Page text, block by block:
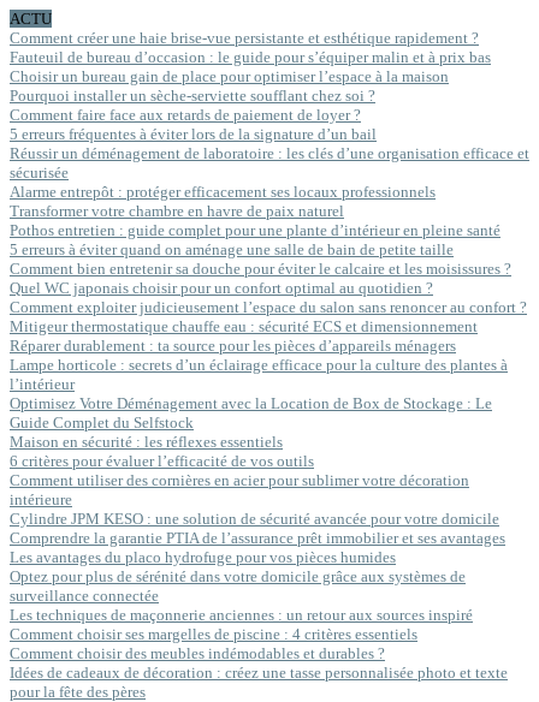
ACTU
Comment créer une haie brise-vue persistante et esthétique rapidement ?
Fauteuil de bureau d’occasion : le guide pour s’équiper malin et à prix bas
Choisir un bureau gain de place pour optimiser l’espace à la maison
Pourquoi installer un sèche-serviette soufflant chez soi ?
Comment faire face aux retards de paiement de loyer ?
5 erreurs fréquentes à éviter lors de la signature d’un bail
Réussir un déménagement de laboratoire : les clés d’une organisation efficace et
sécurisée
Alarme entrepôt : protéger efficacement ses locaux professionnels
Transformer votre chambre en havre de paix naturel
Pothos entretien : guide complet pour une plante d’intérieur en pleine santé
5 erreurs à éviter quand on aménage une salle de bain de petite taille
Comment bien entretenir sa douche pour éviter le calcaire et les moisissures ?
Quel WC japonais choisir pour un confort optimal au quotidien ?
Comment exploiter judicieusement l’espace du salon sans renoncer au confort ?
Mitigeur thermostatique chauffe eau : sécurité ECS et dimensionnement
Réparer durablement : ta source pour les pièces d’appareils ménagers
Lampe horticole : secrets d’un éclairage efficace pour la culture des plantes à
l’intérieur
Optimisez Votre Déménagement avec la Location de Box de Stockage : Le
Guide Complet du Selfstock
Maison en sécurité : les réflexes essentiels
6 critères pour évaluer l’efficacité de vos outils
Comment utiliser des cornières en acier pour sublimer votre décoration
intérieure
Cylindre JPM KESO : une solution de sécurité avancée pour votre domicile
Comprendre la garantie PTIA de l’assurance prêt immobilier et ses avantages
Les avantages du placo hydrofuge pour vos pièces humides
Optez pour plus de sérénité dans votre domicile grâce aux systèmes de
surveillance connectée
Les techniques de maçonnerie anciennes : un retour aux sources inspiré
Comment choisir ses margelles de piscine : 4 critères essentiels
Comment choisir des meubles indémodables et durables ?
Idées de cadeaux de décoration : créez une tasse personnalisée photo et texte
pour la fête des pères